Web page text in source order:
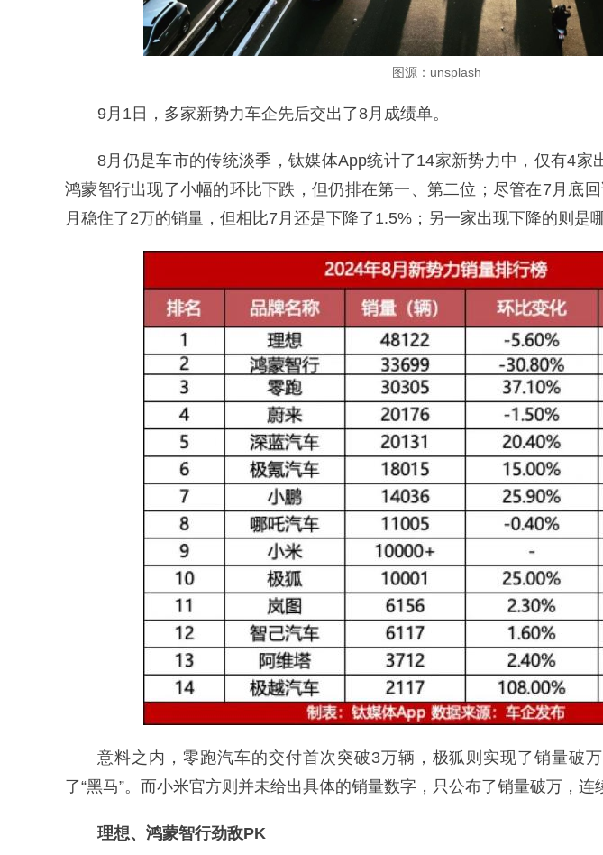
图源：unsplash
9月1日，多家新势力车企先后交出了8月成绩单。
8月仍是车市的传统淡季，钛媒体App统计了14家新势力中，仅有4家
鸿蒙智行出现了小幅的环比下跌，但仍排在第一、第二位；尽管在7月底
月稳住了2万的销量，但相比7月还是下降了1.5%；另一家出现下降的则是
意料之内，零跑汽车的交付首次突破3万辆，极狐则实现了销量破
了“黑马”。而小米官方则并未给出具体的销量数字，只公布了销量破万，连
理想、鸿蒙智行劲敌PK